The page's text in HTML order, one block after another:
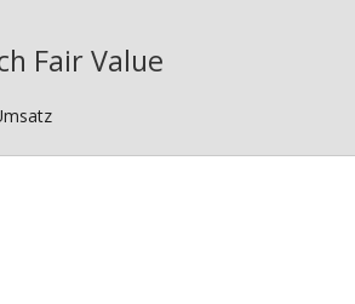
Fair Value